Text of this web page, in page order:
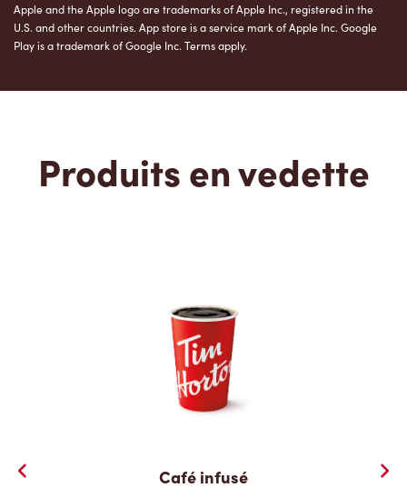
Apple and the Apple logo are trademarks of Apple Inc., registered in the
U.S. and other countries. App store is a service mark of Apple Inc. Google
Play is a trademark of Google Inc. Terms apply.
Produits en vedette
Café infusé